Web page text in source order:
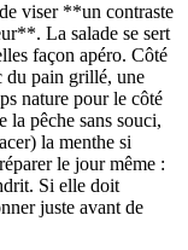
viser **un contraste
La salade se sert
façon apéro. Côté
du pain grillé, une
nature pour le côté
la pêche sans souci,
la menthe si
le jour même :
Si elle doit
juste avant de